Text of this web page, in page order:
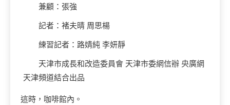
兼顧：張強
記者：褚夫晴 周思楊
練習記者：路婧純 李妍靜
天津市成長和改造委員會 天津市委網信辦 央廣網
天津頻道結合出品
這時，咖啡館內。